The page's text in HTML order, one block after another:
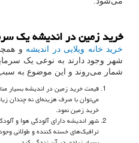
خرید زمین در اندیشه یک
خرید خانه ویلایی در اندیشه و
شهر وجود دارند به نوعی یک
شمار می‌روند و این موضوع به
قیمت خرید زمین در اندیشه بسیار
می‌توان با صرف هزینه‌ای نه چندان
خرید زمین نمود.
شهر اندیشه دارای آلودگی هوا و
ترافیک‌های خسته کننده و طولانی